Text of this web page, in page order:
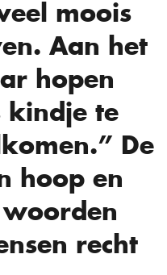
moois
Aan het
hopen
kindje te
De
hoop en
recht